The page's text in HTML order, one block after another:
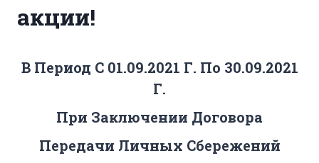
акции!
В Период С01.09.2021 Г. По 30.09.2021
Г.
При Заключении Договора
Передачи Личных Сбережений